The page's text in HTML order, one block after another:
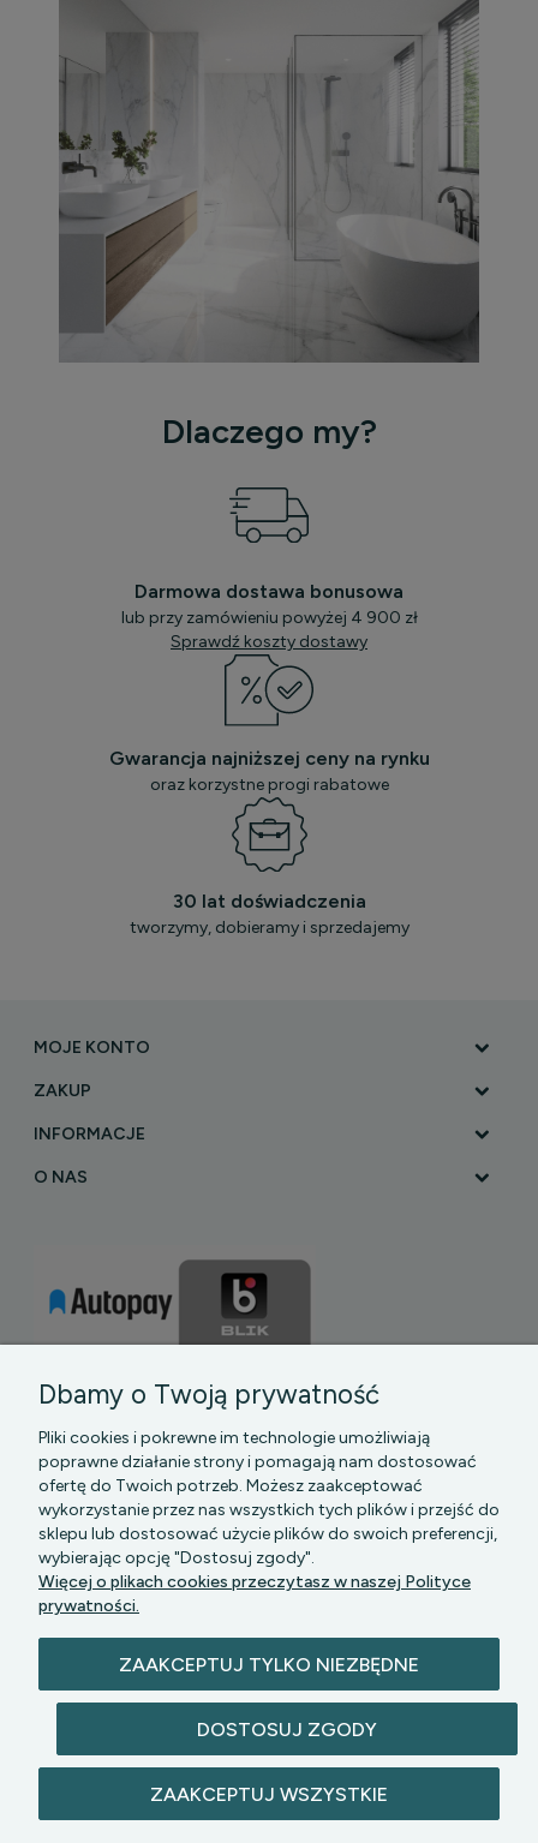
Dlaczego my?
Darmowa dostawa bonusowa
lub przy zamówieniu powyżej 4 900 zł
Sprawdź koszty dostawy
Gwarancja najniższej ceny na rynku
oraz korzystne progi rabatowe
30 lat doświadczenia
tworzymy, dobieramy i sprzedajemy
MOJE KONTO
ZAKUP
INFORMACJE
O NAS
PGK MAZOWSZE SP Z O.O.|| Bartycka 24-210B,
00-716 WARSZAWA, woj. mazowieckie || NIP:
zastrzeżone.
Dbamy o Twoją prywatność
Pliki cookies i pokrewne im technologie umożliwiają
poprawne działanie strony i pomagają nam dostosować
ofertę do Twoich potrzeb. Możesz zaakceptować
wykorzystanie przez nas wszystkich tych plików i przejść do
sklepu lub dostosować użycie plików do swoich preferencji,
wybierając opcję "Dostosuj zgody".
Więcej o plikach cookies przeczytasz w naszej Polityce
prywatności.
ZAAKCEPTUJ TYLKO NIEZBĘDNE
DOSTOSUJ ZGODY
ZAAKCEPTUJ WSZYSTKIE